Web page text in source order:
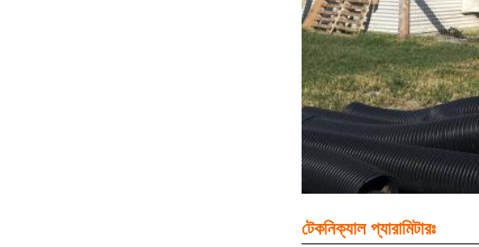
টেকনিক্যাল প্যারামিটারঃ